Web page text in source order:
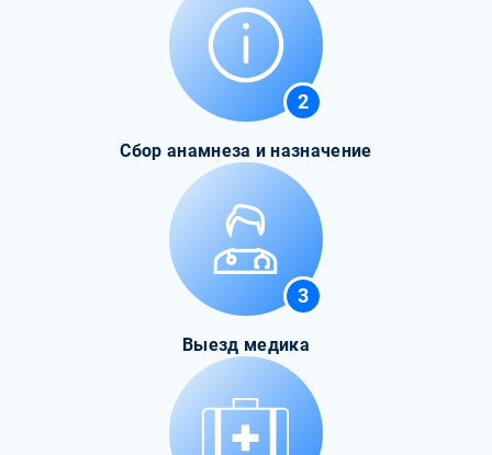
2
Сбор анамнеза и назначение
3
Выезд медика